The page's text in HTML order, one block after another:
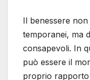
Il benessere
temporanei, ma
consapevoli. In
può essere il
proprio